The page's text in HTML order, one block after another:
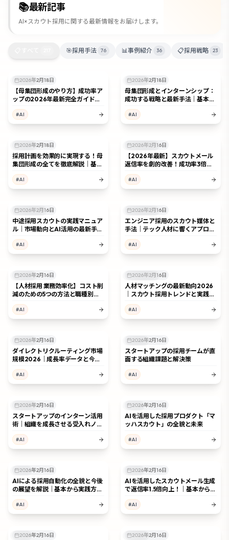
📚最新記事
AI×スカウト採用に関する最新情報をお届けします。
🎯採用手法 76 📊事例紹介 36 📋採用戦略 23
採用戦略
2026年2月18日
【母集団形成のやり方】成功率ア
ップの2026年最新完全ガイド｜5
つの方法と課題解決策
#AI
採用戦略
2026年2月18日
母集団形成とインターンシップ：
成功する戦略と最新手法｜基本か
ら実践方法まで解説
#AI
採用手法
2026年2月18日
採用計画を効果的に実現する！母
集団形成の全てを徹底解説｜基本
から実践方法まで解説
#AI
スカウト採用
2026年2月16日
【2026年最新】スカウトメール
返信率を劇的改善！成功率3倍の5
つの秘訣
#AI
スカウト採用
2026年2月16日
中途採用スカウトの実践マニュア
ル｜市場動向とAI活用の最新手法
｜基本から実践方法まで解説
#AI
スカウト採用
2026年2月16日
エンジニア採用のスカウト媒体と
手法｜テック人材に響くアプロー
チ戦略
#AI
採用課題
2026年2月16日
【人材採用 業務効率化】コスト削
減のための5つの方法と職種別単
価徹底解説
#AI
スカウト採用
2026年2月16日
人材マッチングの最新動向2026
｜スカウト採用トレンドと実践戦
略
#AI
採用手法
2026年2月16日
ダイレクトリクルーティング市場
規模2026｜成長率データと今後
の予測
#AI
採用手法
2026年2月16日
スタートアップの採用チームが直
面する組織課題と解決策
#AI
採用手法
2026年2月16日
スタートアップのインターン活用
術｜組織を成長させる受入れノウ
ハウ
#AI
AI活用
2026年2月16日
AIを活用した採用プロダクト「マ
ッハスカウト」の全貌と未来
#AI
AI活用
2026年2月16日
AIによる採用自動化の全貌と今後
の展望を解説｜基本から実践方法
まで解説
#AI
AI活用
2026年2月16日
AIを活用したスカウトメール生成
で返信率1.5倍向上！｜基本から実
践方法まで解説
#AI
AI活用
2026年2月16日 採用手法
2026年2月16日